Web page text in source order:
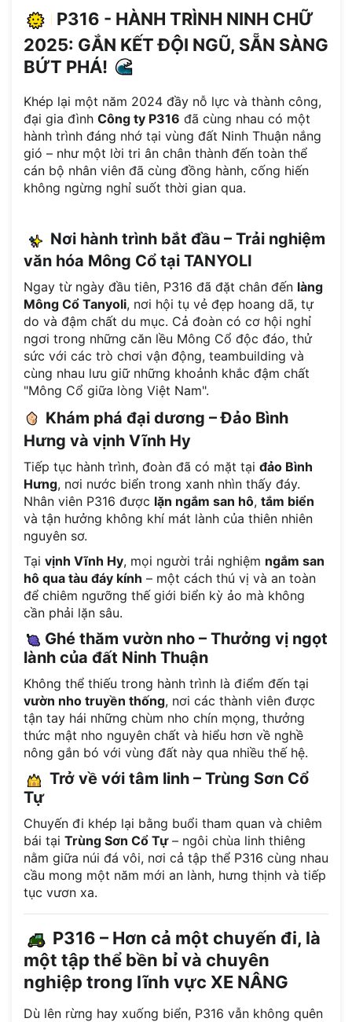
P316 - HÀNH TRÌNH NINH CHỮ
2025: GẮN KẾT ĐỘI NGŨ, SẴN SÀNG
BỨT PHÁ!
Khép lại một năm 2024 đầy nỗ lực và thành công,
đại gia đình Công ty P316 đã cùng nhau có một
hành trình đáng nhớ tại vùng đất Ninh Thuận nắng
gió – như một lời tri ân chân thành đến toàn thể
cán bộ nhân viên đã cùng đồng hành, cống hiến
không ngừng nghỉ suốt thời gian qua.
Nơi hành trình bắt đầu – Trải nghiệm
văn hóa Mông Cổ tại TANYOLI
Ngay từ ngày đầu tiên, P316 đã đặt chân đến làng
Mông Cổ Tanyoli, nơi hội tụ vẻ đẹp hoang dã, tự
do và đậm chất du mục. Cả đoàn có cơ hội nghỉ
ngơi trong những căn lều Mông Cổ độc đáo, thử
sức với các trò chơi vận động, teambuilding và
cùng nhau lưu giữ những khoảnh khắc đậm chất
"Mông Cổ giữa lòng Việt Nam".
Khám phá đại dương – Đảo Bình
Hưng và vịnh Vĩnh Hy
Tiếp tục hành trình, đoàn đã có mặt tại đảo Bình
Hưng, nơi nước biển trong xanh nhìn thấy đáy.
Nhân viên P316 được lặn ngắm san hô, tắm biển
và tận hưởng không khí mát lành của thiên nhiên
nguyên sơ.
Tại vịnh Vĩnh Hy, mọi người trải nghiệm ngắm san
hô qua tàu đáy kính – một cách thú vị và an toàn
để chiêm ngưỡng thế giới biển kỳ ảo mà không
cần phải lặn sâu.
Ghé thăm vườn nho – Thưởng vị ngọt
lành của đất Ninh Thuận
Không thể thiếu trong hành trình là điểm đến tại
vườn nho truyền thống, nơi các thành viên được
tận tay hái những chùm nho chín mọng, thưởng
thức mật nho nguyên chất và hiểu hơn về nghề
nông gắn bó với vùng đất này qua nhiều thế hệ.
Trở về với tâm linh – Trùng Sơn Cổ
Tự
Chuyến đi khép lại bằng buổi tham quan và chiêm
bái tại Trùng Sơn Cổ Tự– ngôi chùa linh thiêng
nằm giữa núi đá vôi, nơi cả tập thể P316 cùng nhau
cầu mong một năm mới an lành, hưng thịnh và tiếp
tục vươn xa.
P316 – Hơn cả một chuyến đi, là
một tập thể bền bỉ và chuyên
nghiệp trong lĩnh vực XE NÂNG
Dù lên rừng hay xuống biển, P316 vẫn không quên